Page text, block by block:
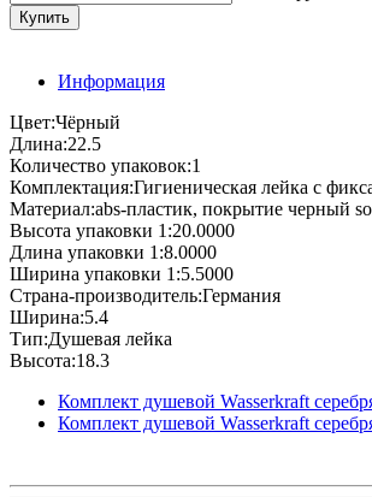
Информация
Цвет:Чёрный
Длина:22.5
Количество упаковок:1
Комплектация:Гигиеническая лейка с
Материал:abs-пластик, покрытие черный
Высота упаковки 1:20.0000
Длина упаковки 1:8.0000
Ширина упаковки 1:5.5000
Страна-производитель:Германия
Ширина:5.4
Тип:Душевая лейка
Высота:18.3
Комплект душевой Wasserkraft
Комплект душевой Wasserkraft